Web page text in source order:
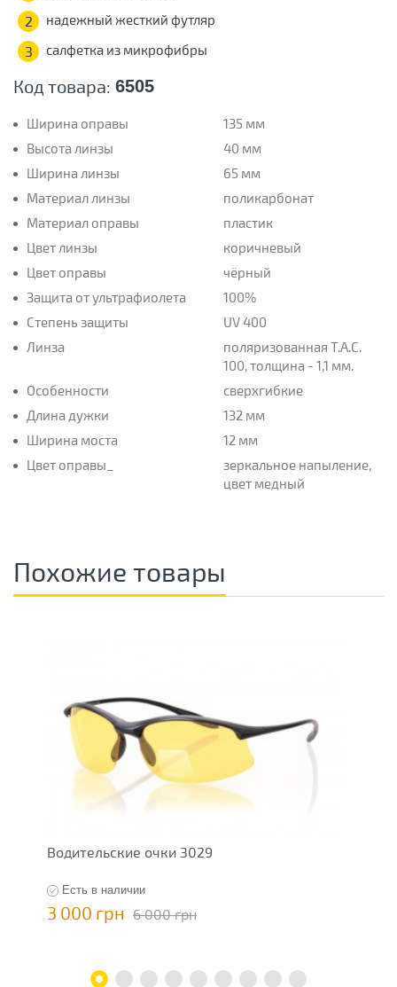
Код товара: 6505
Ширина оправы
135 мм
Высота линзы
40 мм
Ширина линзы
65 мм
Материал линзы
поликарбонат
Материал оправы
пластик
Цвет линзы
коричневый
Цвет оправы
чёрный
Защита от ультрафиолета
100%
Степень защиты
UV 400
Линза
поляризованная T.A.C.
100, толщина - 1,1 мм.
Особенности
сверхгибкие
Длина дужки
132 мм
Ширина моста
12 мм
Цвет оправы_
зеркальное напыление,
цвет медный
2 надежный жесткий футляр
3 салфетка из микрофибры
Похожие товары
Водительские очки 3029
Есть в наличии
3 000 грн 6 000 грн